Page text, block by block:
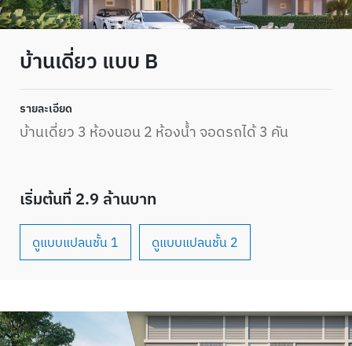
บ้านเดี่ยว แบบ B
รายละเอียด
บ้านเดี่ยว 3 ห้องนอน 2 ห้องน้ำ จอดรถได้ 3 คัน
เริ่มต้นที่ 2.9 ล้านบาท
ดูแบบแปลนชั้น 1 ดูแบบแปลนชั้น 2